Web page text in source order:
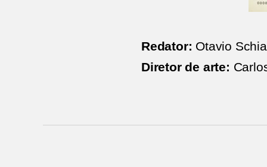
Redator: Otavio
Diretor de arte: